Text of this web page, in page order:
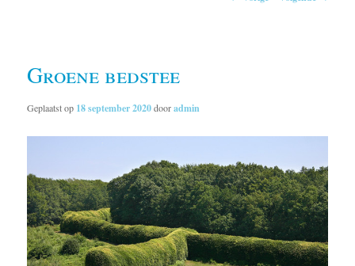
Groene bedstee
Geplaatst op 18 september 2020dooradmin